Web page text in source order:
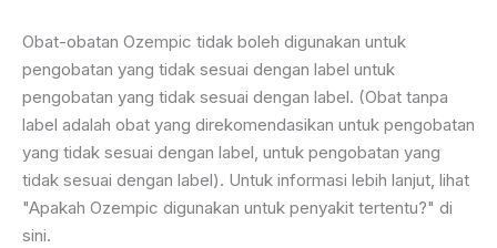
Obat-obatan Ozempic tidak boleh digunakan untuk
pengobatan yang tidak sesuai dengan label untuk
pengobatan yang tidak sesuai dengan label. (Obat tanpa
label adalah obat yang direkomendasikan untuk pengobatan
yang tidak sesuai dengan label, untuk pengobatan yang
tidak sesuai dengan label). Untuk informasi lebih lanjut, lihat
"Apakah Ozempic digunakan untuk penyakit tertentu?" di
sini.